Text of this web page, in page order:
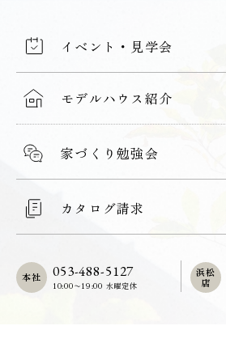
イベント・見学会
モデルハウス紹介
家づくり勉強会
カタログ請求
053-488-5127
10:00〜19:00 水曜定休
本社
浜松
店